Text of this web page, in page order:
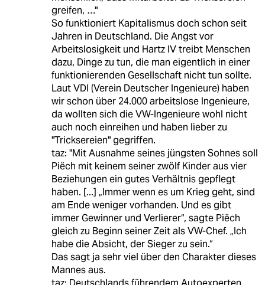
greifen, …"
So funktioniert Kapitalismus doch schon seit
Jahren in Deutschland. Die Angst vor
Arbeitslosigkeit und Hartz IV treibt Menschen
dazu, Dinge zu tun, die man eigentlich in einer
funktionierenden Gesellschaft nicht tun sollte.
Laut VDI (Verein Deutscher Ingenieure) haben
wir schon über 24.000 arbeitslose Ingenieure,
da wollten sich die VW-Ingenieure wohl nicht
auch noch einreihen und haben lieber zu
"Tricksereien" gegriffen.
taz: "Mit Ausnahme seines jüngsten Sohnes soll
Piëch mit keinem seiner zwölf Kinder aus vier
Beziehungen ein gutes Verhältnis gepflegt
haben. [...] „Immer wenn es um Krieg geht, sind
am Ende weniger vorhanden. Und es gibt
immer Gewinner und Verlierer“, sagte Piëch
gleich zu Beginn seiner Zeit als VW-Chef. „Ich
habe die Absicht, der Sieger zu sein.“
Das sagt ja sehr viel über den Charakter dieses
Mannes aus.